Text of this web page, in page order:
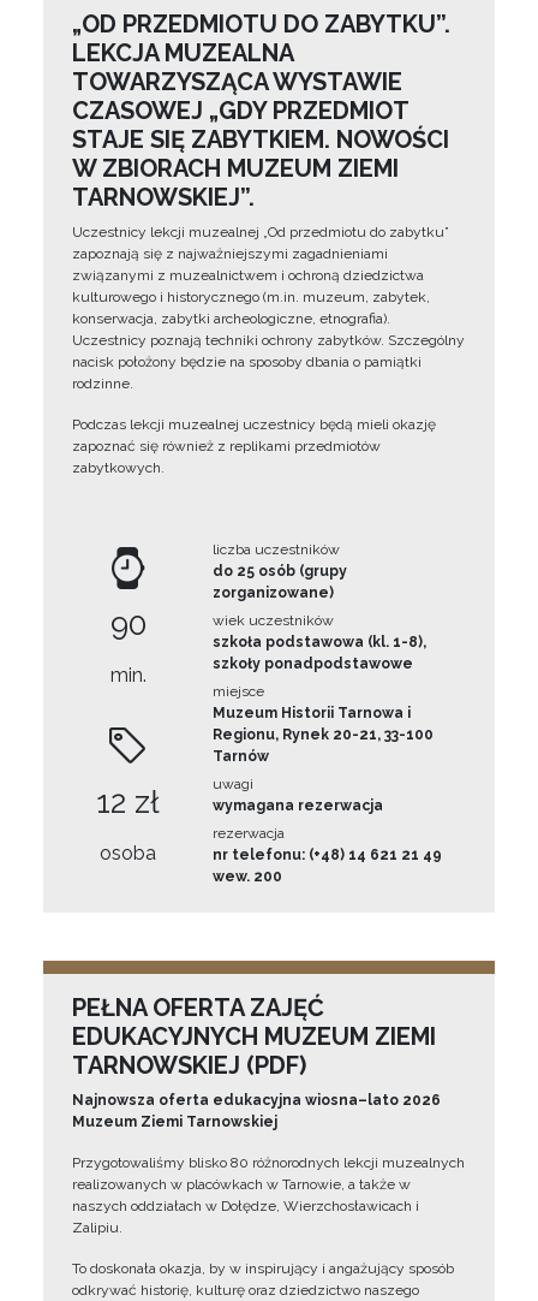
„OD PRZEDMIOTU DO ZABYTKU”.
LEKCJA MUZEALNA
TOWARZYSZĄCA WYSTAWIE
CZASOWEJ „GDY PRZEDMIOT
STAJE SIĘ ZABYTKIEM. NOWOŚCI
W ZBIORACH MUZEUM ZIEMI
TARNOWSKIEJ”.
Uczestnicy lekcji muzealnej „Od przedmiotu do zabytku”
zapoznają się z najważniejszymi zagadnieniami
związanymi z muzealnictwem i ochroną dziedzictwa
kulturowego i historycznego (m.in. muzeum, zabytek,
konserwacja, zabytki archeologiczne, etnografia).
Uczestnicy poznają techniki ochrony zabytków. Szczególny
nacisk położony będzie na sposoby dbania o pamiątki
rodzinne.
Podczas lekcji muzealnej uczestnicy będą mieli okazję
zapoznać się również z replikami przedmiotów
zabytkowych.
90
min.
12 zł
osoba
liczba uczestników
do 25 osób (grupy
zorganizowane)
wiek uczestników
szkoła podstawowa (kl. 1-8),
szkoły ponadpodstawowe
miejsce
Muzeum Historii Tarnowa i
Regionu, Rynek 20-21, 33-100
Tarnów
uwagi
wymagana rezerwacja
rezerwacja
nr telefonu: (+48) 14 621 21 49
wew. 200
PEŁNA OFERTA ZAJĘĆ
EDUKACYJNYCH MUZEUM ZIEMI
TARNOWSKIEJ (PDF)
Najnowsza oferta edukacyjna wiosna–lato 2026
Muzeum Ziemi Tarnowskiej
Przygotowaliśmy blisko 80 różnorodnych lekcji muzealnych
realizowanych w placówkach w Tarnowie, a także w
naszych oddziałach w Dołędze, Wierzchosławicach i
Zalipiu.
To doskonała okazja, by w inspirujący i angażujący sposób
odkrywać historię, kulturę oraz dziedzictwo naszego